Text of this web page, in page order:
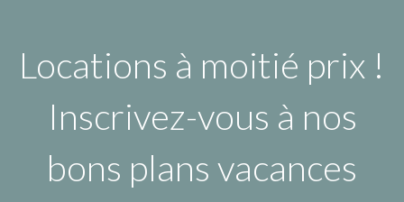
Locations à moitié prix !
Inscrivez-vous à nos
bons plans vacances